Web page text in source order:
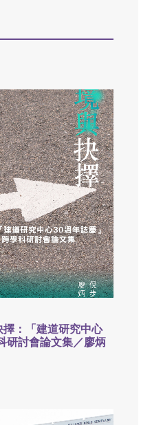
擇：「建道研究中心
研討會論文集／廖炳